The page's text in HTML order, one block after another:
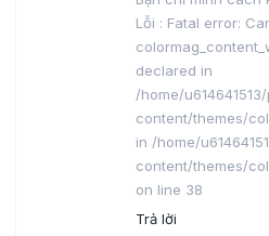
Lỗi : Fatal error:
declared in
/home/
content/themes/
in /home/
content/themes/
on line 38
Trả lời